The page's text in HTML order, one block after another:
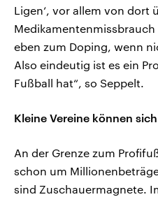
Ligen‘, vor allem von dort
eben zum Doping, wenn
Also eindeutig ist es ein
Fußball hat“, so Seppelt.
Kleine Vereine können
An der Grenze zum
schon um
sind Zuschauermagnete.